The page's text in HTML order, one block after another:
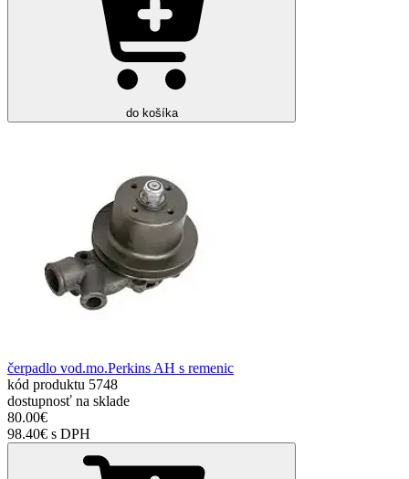
do košíka
čerpadlo vod.mo.Perkins AH s remenic
kód produktu 5748
dostupnosť na sklade
80.00€
98.40€ s DPH